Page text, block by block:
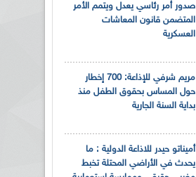
صدور أمر رئاسي يعدل ويتمم الأمر
المتضمن قانون المعاشات
العسكرية
مريم شرفي للإذاعة: 700 إخطار
حول المساس بحقوق الطفل منذ
بداية السنة الجارية
أميناتو حيدر للاذاعة الدولية : ما
يحدث في الأراضي المحتلة تخبط